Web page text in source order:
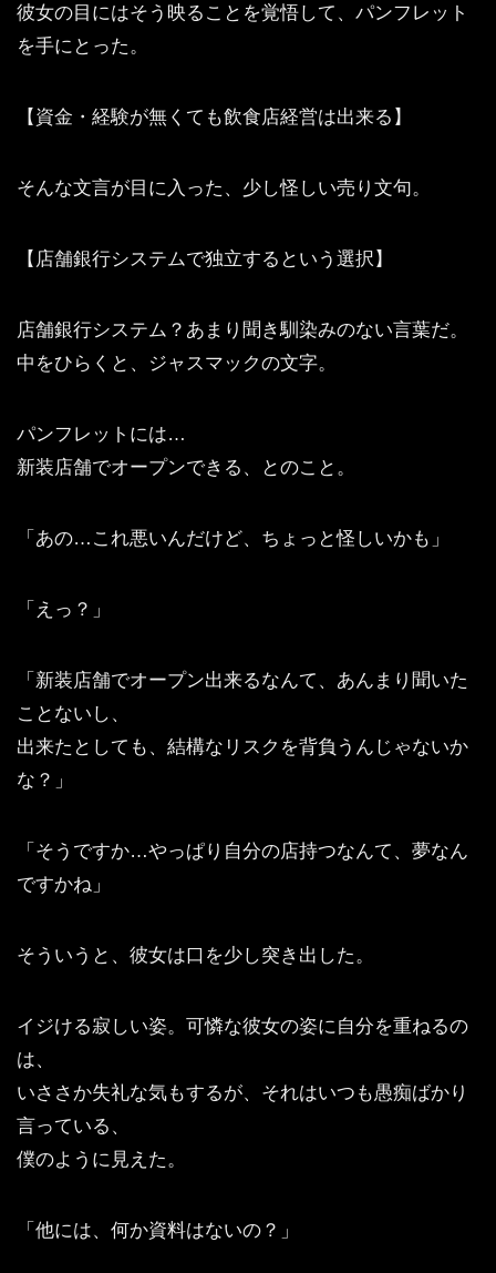
彼女の目にはそう映ることを覚悟して、パンフレット
を手にとった。
【資金・経験が無くても飲食店経営は出来る】
そんな文言が目に入った、少し怪しい売り文句。
【店舗銀行システムで独立するという選択】
店舗銀行システム？あまり聞き馴染みのない言葉だ。
中をひらくと、ジャスマックの文字。
パンフレットには…
新装店舗でオープンできる、とのこと。
「あの…これ悪いんだけど、ちょっと怪しいかも」
「えっ？」
「新装店舗でオープン出来るなんて、あんまり聞いた
ことないし、
出来たとしても、結構なリスクを背負うんじゃないか
な？」
「そうですか…やっぱり自分の店持つなんて、夢なん
ですかね」
そういうと、彼女は口を少し突き出した。
イジける寂しい姿。可憐な彼女の姿に自分を重ねるの
は、
いささか失礼な気もするが、それはいつも愚痴ばかり
言っている、
僕のように見えた。
「他には、何か資料はないの？」